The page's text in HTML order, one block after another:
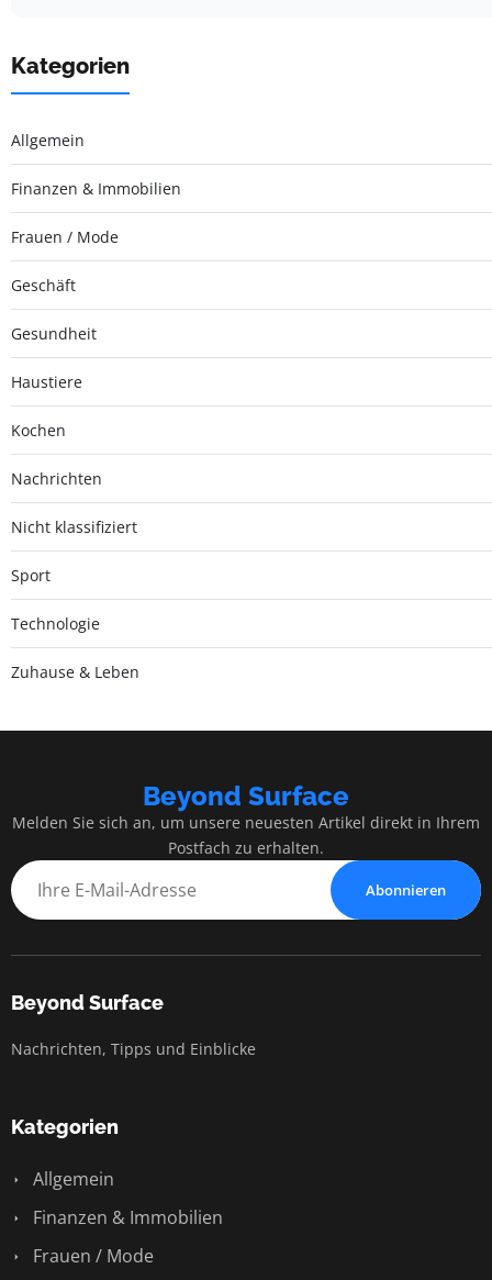
Kategorien
Allgemein
Finanzen & Immobilien
Frauen / Mode
Geschäft
Gesundheit
Haustiere
Kochen
Nachrichten
Nicht klassifiziert
Sport
Technologie
Zuhause & Leben
Beyond Surface
Melden Sie sich an, um unsere neuesten Artikel direkt in Ihrem
Postfach zu erhalten.
Abonnieren
Beyond Surface
Nachrichten, Tipps und Einblicke
Kategorien
Allgemein
Finanzen & Immobilien
Frauen / Mode